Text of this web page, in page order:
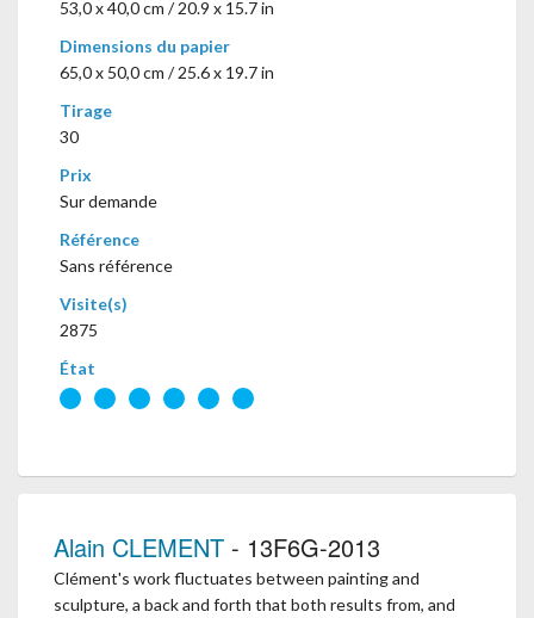
53,0 x 40,0 cm / 20.9 x 15.7 in
Dimensions du papier
65,0 x 50,0 cm / 25.6 x 19.7 in
Tirage
30
Prix
Sur demande
Référence
Sans référence
Visite(s)
2875
État
Alain CLEMENT - 13F6G-2013
Clément's work fluctuates between painting and
sculpture, a back and forth that both results from, and